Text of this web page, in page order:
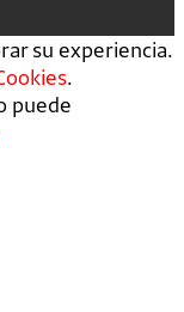
su experiencia.
.
puede